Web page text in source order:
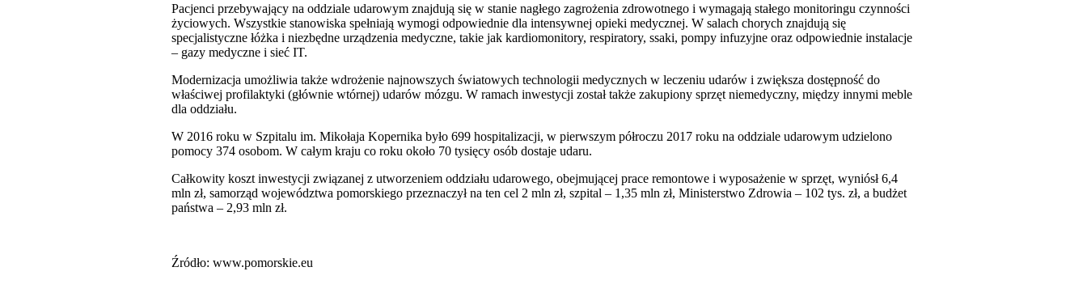
Pacjenci przebywający na oddziale udarowym znajdują się w stanie nagłego zagrożenia zdrowotnego i wymagają stałego monitoringu czynności
życiowych. Wszystkie stanowiska spełniają wymogi odpowiednie dla intensywnej opieki medycznej. W salach chorych znajdują się
specjalistyczne łóżka i niezbędne urządzenia medyczne, takie jak kardiomonitory, respiratory, ssaki, pompy infuzyjne oraz odpowiednie instalacje
– gazy medyczne i sieć IT.
Modernizacja umożliwia także wdrożenie najnowszych światowych technologii medycznych w leczeniu udarów i zwiększa dostępność do
właściwej profilaktyki (głównie wtórnej) udarów mózgu. W ramach inwestycji został także zakupiony sprzęt niemedyczny, między innymi meble
dla oddziału.
W 2016 roku w Szpitalu im. Mikołaja Kopernika było 699 hospitalizacji, w pierwszym półroczu 2017 roku na oddziale udarowym udzielono
pomocy 374 osobom. W całym kraju co roku około 70 tysięcy osób dostaje udaru.
Całkowity koszt inwestycji związanej z utworzeniem oddziału udarowego, obejmującej prace remontowe i wyposażenie w sprzęt, wyniósł 6,4
mln zł, samorząd województwa pomorskiego przeznaczył na ten cel 2 mln zł, szpital – 1,35 mln zł, Ministerstwo Zdrowia – 102 tys. zł, a budżet
państwa – 2,93 mln zł.
Źródło: www.pomorskie.eu